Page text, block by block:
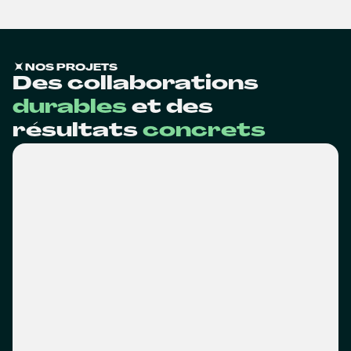
NOS PROJETS
Des collaborations
durables et des
résultats concrets